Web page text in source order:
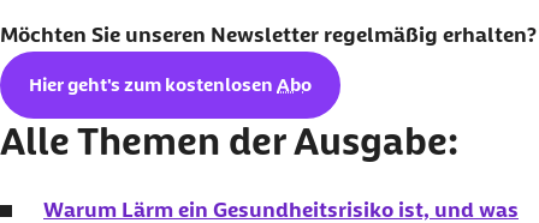
Möchten Sie unseren Newsletter regelmäßig erhalten?
Hier geht's zum kostenlosen Abo
Alle Themen der Ausgabe:
Warum Lärm ein Gesundheitsrisiko ist, und was